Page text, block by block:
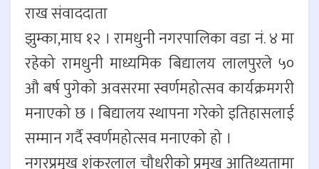
राख संवाददाता
झुम्का,माघ १२ । रामधुनी नगरपालिका वडा नं. ४ मा
रहेको रामधुनी माध्यमिक बिद्यालय लालपुरले ५०
औ बर्ष पुगेको अवसरमा स्वर्णमहोत्सव कार्यक्रमगरी
मनाएको छ । बिद्यालय स्थापना गरेको इतिहासलाई
सम्मान गर्दै स्वर्णमहोत्सव मनाएको हो ।